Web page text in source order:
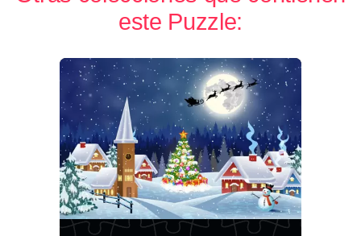
este Puzzle: